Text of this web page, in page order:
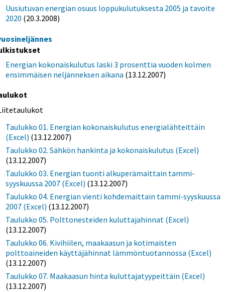
Uusiutuvan energian osuus loppukulutuksesta 2005 ja tavoite
2020 (20.3.2008)
Energian kokonaiskulutus laski 3 prosenttia vuoden kolmen
ensimmäisen neljänneksen aikana (13.12.2007)
Taulukko 01. Energian kokonaiskulutus energialähteittäin
(Excel) (13.12.2007)
Taulukko 02. Sähkön hankinta ja kokonaiskulutus (Excel)
(13.12.2007)
Taulukko 03. Energian tuonti alkuperämaittain tammi-
syyskuussa 2007 (Excel) (13.12.2007)
Taulukko 04. Energian vienti kohdemaittain tammi-syyskuussa
2007 (Excel) (13.12.2007)
Taulukko 05. Polttonesteiden kuluttajahinnat (Excel)
(13.12.2007)
Taulukko 06. Kivihiilen, maakaasun ja kotimaisten
polttoaineiden käyttäjähinnat lämmöntuotannossa (Excel)
(13.12.2007)
Taulukko 07. Maakaasun hinta kuluttajatyypeittäin (Excel)
(13.12.2007)